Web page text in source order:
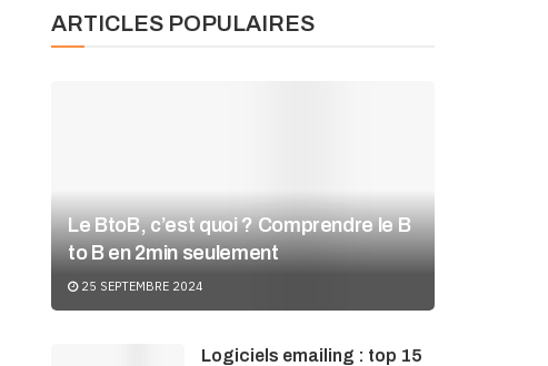
ARTICLES POPULAIRES
Le BtoB, c’est quoi ? Comprendre le B
to B en 2min seulement
25 SEPTEMBRE 2024
Logiciels emailing : top 15